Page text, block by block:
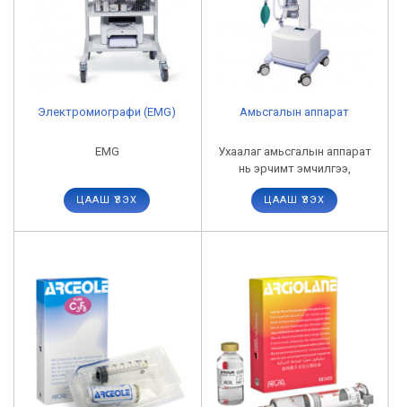
Электромиографи (EMG)
EMG
ЦААШ ҮЗЭХ
Амьсгалын аппарат
Ухаалаг амьсгалын аппарат
нь эрчимт эмчилгээ,
яаралтай тусламжийн
хэрэглээнд тохиромжтой.
ЦААШ ҮЗЭХ